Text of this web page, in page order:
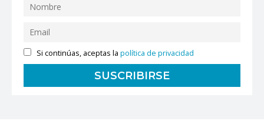
Si continúas, aceptas lapolítica de privacidad